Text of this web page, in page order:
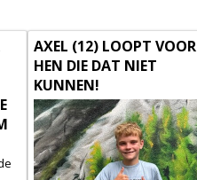
AXEL (12) LOOPT VOOR
HEN DIE DAT NIET
KUNNEN!